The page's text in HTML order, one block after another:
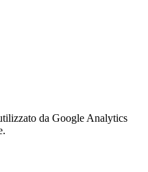
da Google Analytics